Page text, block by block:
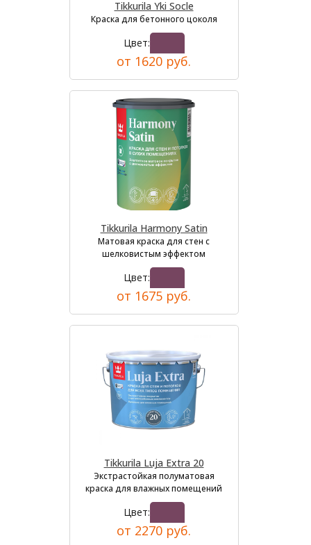
Tikkurila Yki Socle
Краска для бетонного цоколя
Цвет:
от 1620 руб.
Tikkurila Harmony Satin
Матовая краска для стен с
шелковистым эффектом
Цвет:
от 1675 руб.
Tikkurila Luja Extra 20
Экстрастойкая полуматовая
краска для влажных помещений
Цвет:
от 2270 руб.